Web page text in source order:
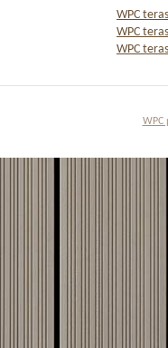
WPC
WPC
WPC
WPC